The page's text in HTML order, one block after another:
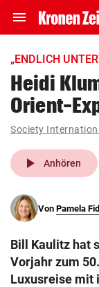
menu Navigation
ein-/
account_circle Anmelden
pin_drop
Wien
search
eingeben
„ENDLICH
Heidi
Orient-
Society
play_arrow Anhören
Von Pamela
Bill Kaulitz hat
Vorjahr zum
Luxusreise mit